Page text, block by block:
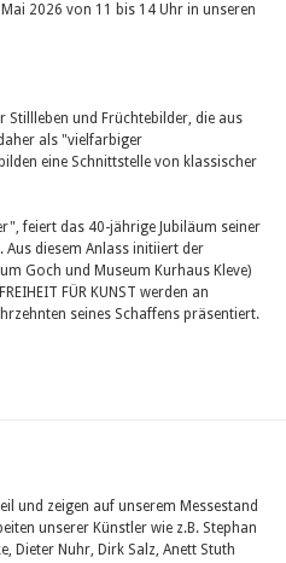
2026 von 11 bis 14 Uhr in unseren
Stillleben und Früchtebilder, die aus
als "vielfarbiger
eine Schnittstelle von klassischer
feiert das 40-jährige Jubiläum seiner
diesem Anlass initiiert der
Goch und Museum Kurhaus Kleve)
FÜR KUNST werden an
seines Schaffens präsentiert.
und zeigen auf unserem Messestand
unserer Künstler wie z.B. Stephan
Dieter Nuhr, Dirk Salz, Anett Stuth